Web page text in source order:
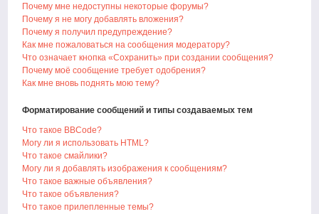
Почему мне недоступны некоторые форумы?
Почему я не могу добавлять вложения?
Почему я получил предупреждение?
Как мне пожаловаться на сообщения модератору?
Что означает кнопка «Сохранить» при создании сообщения?
Почему моё сообщение требует одобрения?
Как мне вновь поднять мою тему?
Форматирование сообщений и типы создаваемых тем
Что такое BBCode?
Могу ли я использовать HTML?
Что такое смайлики?
Могу ли я добавлять изображения к сообщениям?
Что такое важные объявления?
Что такое объявления?
Что такое прилепленные темы?